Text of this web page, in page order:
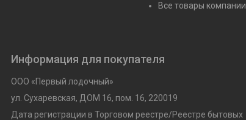
Все товары компании
Информация для покупателя
ООО «Первый лодочный»
ул. Сухаревская, ДОМ 16, пом. 16, 220019
Дата регистрации в Торговом реестре/Реестре бытовых